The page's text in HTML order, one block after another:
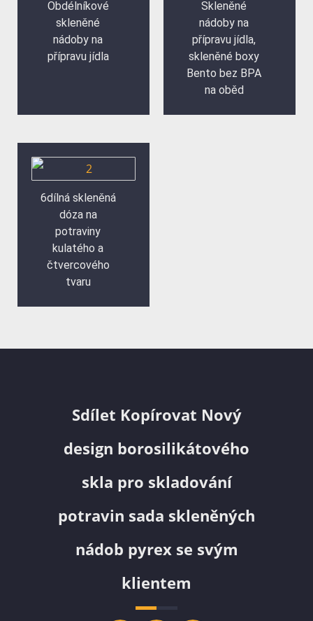
Obdélníkové
skleněné
nádoby na
přípravu jídla
Skleněné
nádoby na
přípravu jídla,
skleněné boxy
Bento bez BPA
na oběd
6dílná skleněná
dóza na
potraviny
kulatého a
čtvercového
tvaru
Sdílet Kopírovat Nový
design borosilikátového
skla pro skladování
potravin sada skleněných
nádob pyrex se svým
klientem